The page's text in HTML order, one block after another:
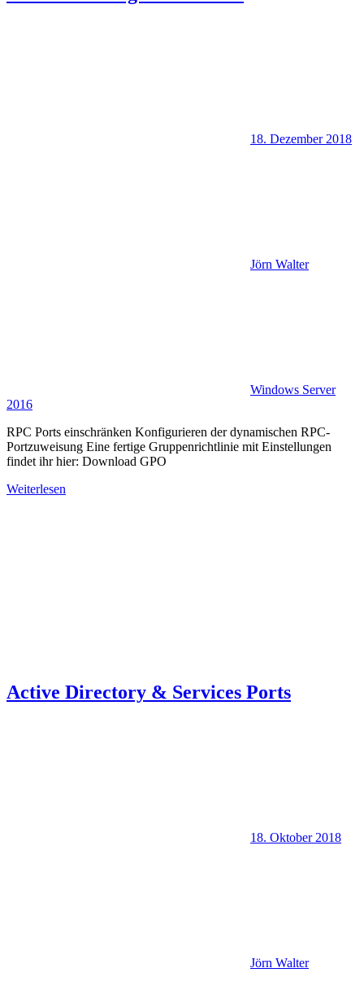
18. Dezember 2018
Jörn Walter
Windows Server
2016
RPC Ports einschränken Konfigurieren der dynamischen RPC-
Portzuweisung Eine fertige Gruppenrichtlinie mit Einstellungen
findet ihr hier: Download GPO
Weiterlesen
Active Directory & Services Ports
18. Oktober 2018
Jörn Walter